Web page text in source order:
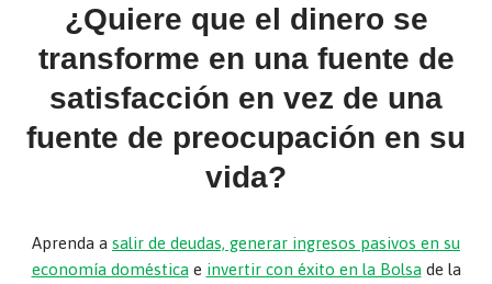
¿Quiere que el dinero se
transforme en una fuente de
satisfacción en vez de una
fuente de preocupación en su
vida?
Aprenda a salir de deudas, generar ingresos pasivos en su
economía doméstica e invertir con éxito en la Bolsa de la